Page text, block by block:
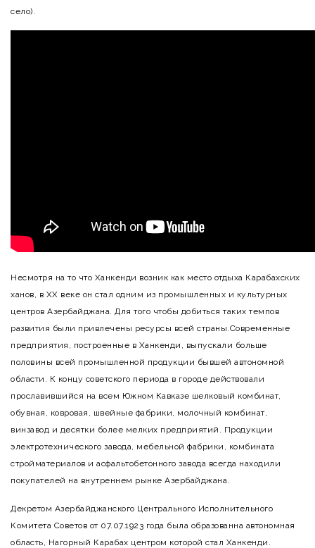
село).
Несмотря на то что Ханкенди возник как место отдыха Карабахских
ханов, в XX веке он стал одним из промышленных и культурных
центров Азербайджана. Для того чтобы добиться таких темпов
развития были привлечены ресурсы всей страны.Современные
предприятия, построенные в Ханкенди, выпускали больше
половины всей промышленной продукции бывшей автономной
области. К концу советского периода в городе действовали
прославившийся на всем Южном Кавказе шелковый комбинат,
обувная, ковровая, швейные фабрики, молочный комбинат,
винзавод и десятки более мелких предприятий. Продукции
электротехнического завода, мебельной фабрики, комбината
стройматериалов и асфальтобетонного завода всегда находили
покупателей на внутреннем рынке Азербайджана.
Декретом Азербайджанского Центрального Исполнительного
Комитета Советов от 07.07.1923 года была образованна автономная
область, Нагорный Карабах центром которой стал Ханкенди.